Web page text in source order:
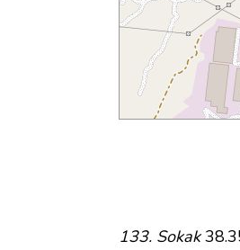
133. Sokak